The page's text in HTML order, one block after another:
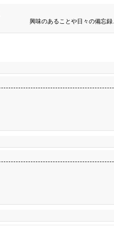
興味のあることや日々の備忘録.